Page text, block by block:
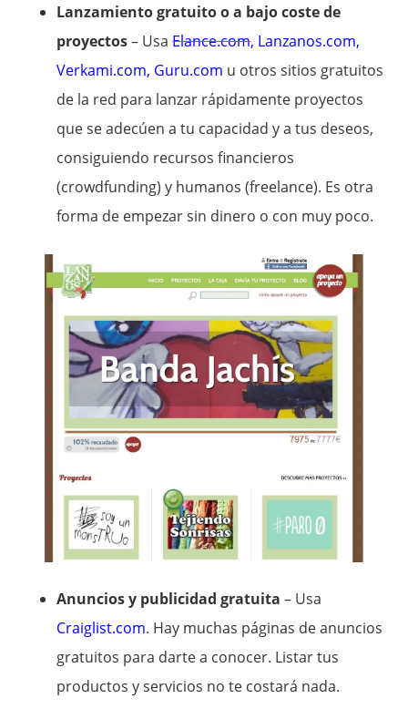
Lanzamiento gratuito o a bajo coste de
proyectos– UsaElance.com, Lanzanos.com,
Verkami.com, Guru.com u otros sitios gratuitos
de la red para lanzar rápidamente proyectos
que se adecúen a tu capacidad y a tus deseos,
consiguiendo recursos financieros
(crowdfunding) y humanos (freelance). Es otra
forma de empezar sin dinero o con muy poco.
Anuncios y publicidad gratuita – Usa
Craiglist.com. Hay muchas páginas de anuncios
gratuitos para darte a conocer. Listar tus
productos y servicios no te costará nada.